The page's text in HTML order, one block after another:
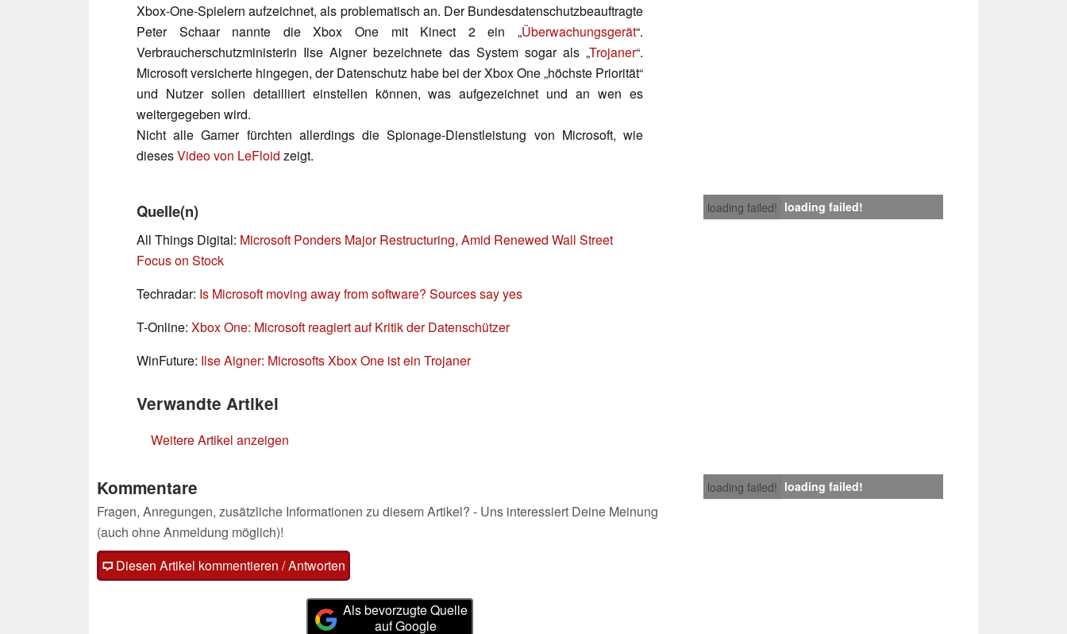
Xbox-One-Spielern aufzeichnet, als problematisch an. Der Bundesdatenschutzbeauftragte
Peter Schaar nannte die Xbox One mit Kinect 2 ein „Überwachungsgerät“.
Verbraucherschutzministerin Ilse Aigner bezeichnete das System sogar als „Trojaner“.
Microsoft versicherte hingegen, der Datenschutz habe bei der Xbox One „höchste Priorität“
und Nutzer sollen detailliert einstellen können, was aufgezeichnet und an wen es
weitergegeben wird.
Nicht alle Gamer fürchten allerdings die Spionage-Dienstleistung von Microsoft, wie
diesesVideo von LeFloid zeigt.
loading failed! loading failed!
Quelle(n)
All Things Digital: Microsoft Ponders Major Restructuring, Amid Renewed Wall Street
Focus on Stock
Techradar: Is Microsoft moving away from software? Sources say yes
T-Online: XboxOne: Microsoft reagiert auf Kritik der Datenschützer
WinFuture: IlseAigner: Microsofts Xbox One ist ein Trojaner
Verwandte Artikel
Weitere Artikel anzeigen
loading failed! loading failed!
Kommentare
Fragen, Anregungen, zusätzliche Informationen zu diesem Artikel? - Uns interessiert Deine Meinung
(auch ohne Anmeldung möglich)!
Diesen Artikel kommentieren / Antworten
Als bevorzugte Quelle
auf Google